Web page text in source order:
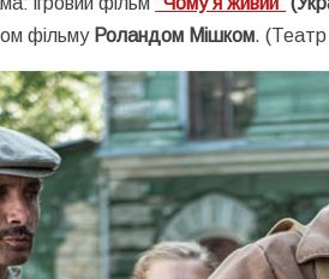
фільму Роландом Мішком.